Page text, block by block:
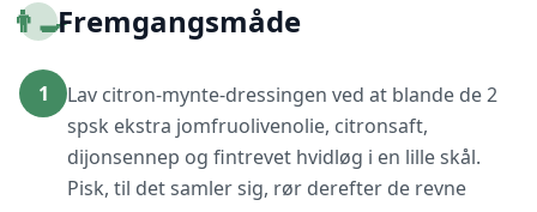
👨‍🍳Fremgangsmåde
1
Lav citron-mynte-dressingen ved at blande de 2
spsk ekstra jomfruolivenolie, citronsaft,
dijonsennep og fintrevet hvidløg i en lille skål.
Pisk, til det samler sig, rør derefter de revne